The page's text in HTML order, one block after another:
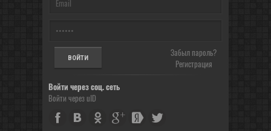
Забыл пароль?
Регистрация
Войти через соц. сеть
Войти через uID